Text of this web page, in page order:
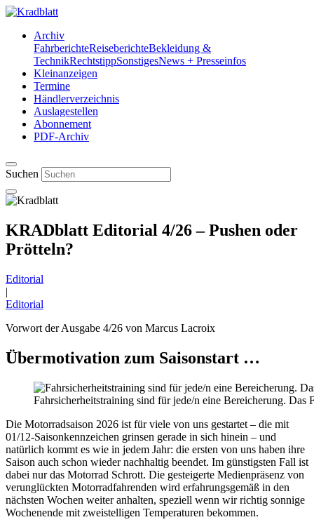
Archiv
FahrberichteReiseberichteBekleidung &
TechnikRechtstippSonstigesNews + Presseinfos
Kleinanzeigen
Termine
Händlerverzeichnis
Auslagestellen
Abonnement
PDF-Archiv
Suchen
KRADblatt Editorial 4/26 – Pushen oder
Prötteln?
Editorial
|
Editorial
Vorwort der Ausgabe 4/26 von Marcus Lacroix
Übermotivation zum Saisonstart …
Fahrsicherheitstraining sind für jede/n eine Bereicherung.
Die Motorradsaison 2026 ist für viele von uns gestartet – die mit
01/12-Saisonkennzeichen grinsen gerade in sich hinein – und
natürlich kommt es wie in jedem Jahr: die ersten von uns haben ihre
Saison auch schon wieder nachhaltig beendet. Im günstigsten Fall ist
dabei nur das Motorrad Schrott. Die gesteigerte Medienpräsenz von
verunglückten Motorradfahrenden wird erfahrungsgemäß in den
nächsten Wochen weiter anhalten, speziell wenn wir richtig sonnige
Wochenende mit zweistelligen Temperaturen bekommen.